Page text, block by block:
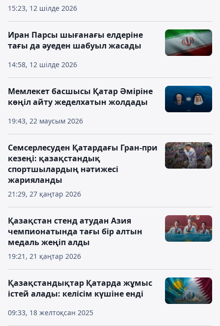
15:23, 12 шілде 2026
14:58, 12 шілде 2026
Иран Парсы шығанағы елдеріне
тағы да әуеден шабуыл жасады
19:43, 22 маусым 2026
Мемлекет басшысы Қатар Әміріне
көңіл айту жеделхатын жолдады
21:29, 27 қаңтар 2026
Семсерлесуден Қатардағы Гран-при
кезеңі: қазақстандық
спортшылардың нәтижесі
жарияланды
19:21, 21 қаңтар 2026
Қазақстан стенд атудан Азия
чемпионатында тағы бір алтын
медаль жеңіп алды
09:33, 18 желтоқсан 2025
Қазақстандықтар Қатарда жұмыс
істей алады: келісім күшіне енді